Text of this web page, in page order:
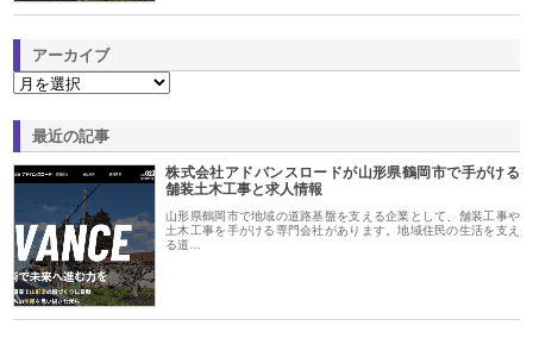
アーカイブ
最近の記事
株式会社アドバンスロードが山形県鶴岡市で手がける
舗装土木工事と求人情報
山形県鶴岡市で地域の道路基盤を支える企業として、舗装工事や
土木工事を手がける専門会社があります。地域住民の生活を支え
る道…